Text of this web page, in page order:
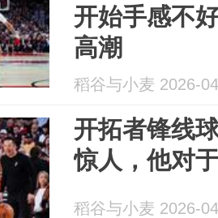
开始手感不
高潮
稻谷与小麦 2026-
开拓者锋线
惊人，他对
稻谷与小麦 2026-